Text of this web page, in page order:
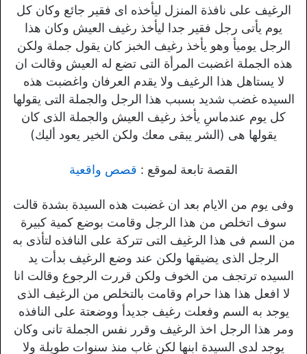
الرغيف على نافذة المنزل ليأخذه اى فقير جائع وكان كل
يوم يأتى رجل فقير جدا ليأخذ رغيف العيش وكان هذا
الرجل يوميأ وهو يأخذ رغيف الخبز كان يقول جملة ولكن
هذه الجملة اغضبت المرأة التى تضع له العيش وقالت ان
لا يستاهل هذا الرغيف ولا يقدم العرفان واغضبت هذه
السيده غضب شديد بسبب هذا الرجل والجملة التى يقولها
كل يوم عندماسِ يأخذ رغيف العيش والجملة الذى كان
يقولها هى (الشر يبقى معك ولكن الخير يعود أليك)
القصة تابعة لموقع : قصص واقعية
وفى يوم من الايام بعد ان غضبت هذه السيدة بشدة قالت
سوف اتخلص من هذا الرجل وقامت بوضع كمية كبيرة
من السم فى هذا الرغيف التى تتركة على النافذه لتأذى به
الرجل الذى يضيقها ولكن عند وضع الرغيف بدأت يد
السيده ترتجف من الخوف ولكن قررت الرجوع وقالت انا
لا افعل هذا هذا حرام وقامت بالتخلص من الرغيف الذى
يوجد به السم وفعلت رغيف جديدأ ووضعتة على النافذه
ومر هذا الرجل اخذ الرغيف وقرر نفس الجملة تانى وكان
يوجد لدى السيدة ابنها لكن غاب منذ سنوات طويلة ولا